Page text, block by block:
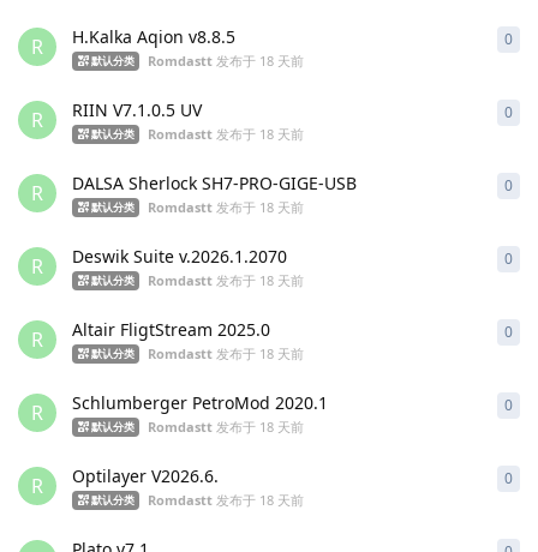
R H.Kalka Aqion v8.8.5
默认分类 Romdastt 发布于 18 天前
0
R RIIN V7.1.0.5 UV
默认分类 Romdastt 发布于 18 天前
0
R DALSA Sherlock SH7-PRO-GIGE-USB
默认分类 Romdastt 发布于 18 天前
0
R Deswik Suite v.2026.1.2070
默认分类 Romdastt 发布于 18 天前
0
R Altair FligtStream 2025.0
默认分类 Romdastt 发布于 18 天前
0
R Schlumberger PetroMod 2020.1
默认分类 Romdastt 发布于 18 天前
0
R Optilayer V2026.6.
默认分类 Romdastt 发布于 18 天前
0